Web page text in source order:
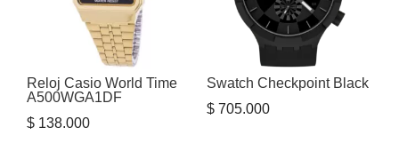
Reloj Casio World Time
A500WGA1DF
$ 138.000
Swatch Checkpoint Black
$705.000